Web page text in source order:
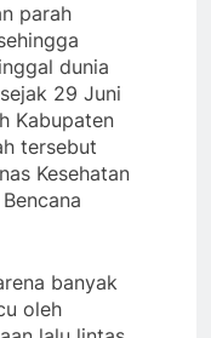
parah
dunia
29 Juni
Kabupaten
tersebut
Kesehatan
banyak
oleh